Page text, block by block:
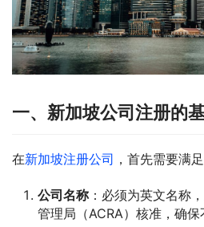
一、新加坡公司注册的
在新加坡注册公司 ，首先需要满
公司名称：必须为英文名称
管理局（ACRA）核准，确保